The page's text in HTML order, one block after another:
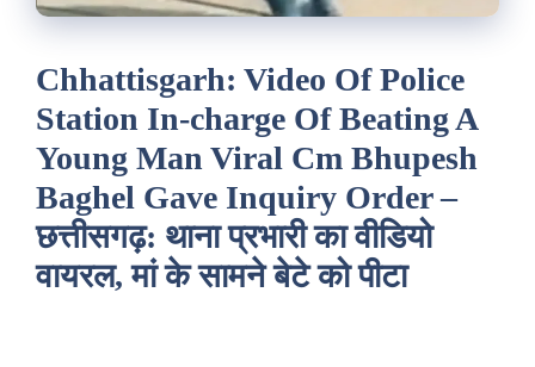
Chhattisgarh: Video Of Police
Station In-charge Of Beating A
Young Man Viral Cm Bhupesh
Baghel Gave Inquiry Order –
छत्तीसगढ़: थाना प्रभारी का वीडियो
वायरल, मां के सामने बेटे को पीटा